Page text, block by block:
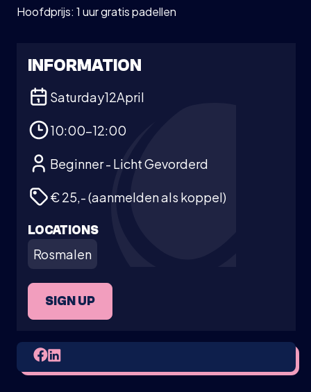
Hoofdprijs: 1 uur gratis padellen
INFORMATION
Saturday12April
10:00-12:00
Beginner - Licht Gevorderd
€ 25,- (aanmelden als koppel)
LOCATIONS
Rosmalen
SIGN UP